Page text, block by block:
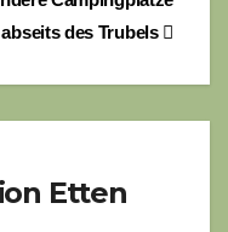
abseits des Trubels
Etten